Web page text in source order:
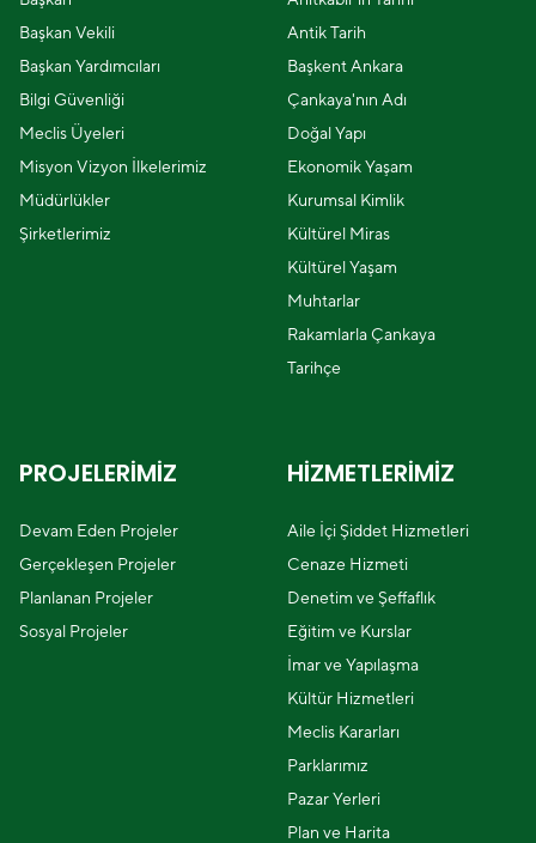
Başkan Vekili
Başkan Yardımcıları
Bilgi Güvenliği
Meclis Üyeleri
Misyon Vizyon İlkelerimiz
Müdürlükler
Şirketlerimiz
Antik Tarih
Başkent Ankara
Çankaya'nın Adı
Doğal Yapı
Ekonomik Yaşam
Kurumsal Kimlik
Kültürel Miras
Kültürel Yaşam
Muhtarlar
Rakamlarla Çankaya
Tarihçe
PROJELERİMİZ
Devam Eden Projeler
Gerçekleşen Projeler
Planlanan Projeler
Sosyal Projeler
HİZMETLERİMİZ
Aile İçi Şiddet Hizmetleri
Cenaze Hizmeti
Denetim ve Şeffaflık
Eğitim ve Kurslar
İmar ve Yapılaşma
Kültür Hizmetleri
Meclis Kararları
Parklarımız
Pazar Yerleri
Plan ve Harita